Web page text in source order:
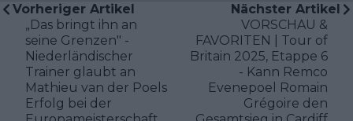
Vorheriger Artikel
„Das bringt ihn an
seine Grenzen" -
Niederländischer
Trainer glaubt an
Mathieu van der Poels
Erfolg bei der
Nächster Artikel
VORSCHAU &
FAVORITEN | Tour of
Britain 2025, Etappe 6
- Kann Remco
Evenepoel Romain
Grégoire den